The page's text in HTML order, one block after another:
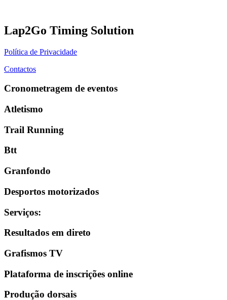
Lap2Go Timing Solution
Política de Privacidade
Contactos
Cronometragem de eventos
Atletismo
Trail Running
Btt
Granfondo
Desportos motorizados
Serviços:
Resultados em direto
Grafismos TV
Plataforma de inscrições online
Produção dorsais